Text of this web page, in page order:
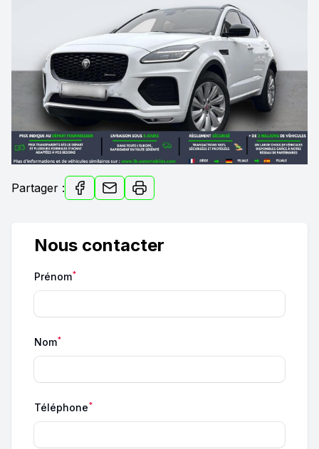
Partager :
Nous contacter
Prénom*
Nom*
Téléphone*